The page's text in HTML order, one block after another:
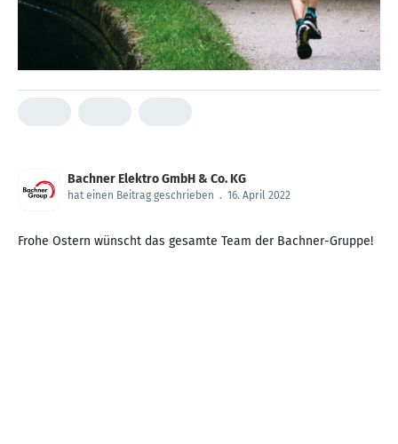
Bachner Elektro GmbH & Co. KG
hat einen Beitrag geschrieben . 16. April 2022
Frohe Ostern wünscht das gesamte Team der Bachner-Gruppe!